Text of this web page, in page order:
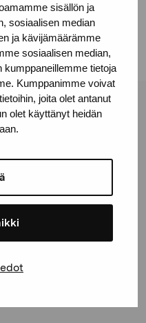
sisällön ja
sosiaalisen median
ja kävijämäärämme
sosiaalisen median,
kumppaneillemme tietoja
Kumppanimme voivat
joita olet antanut
olet käyttänyt heidän